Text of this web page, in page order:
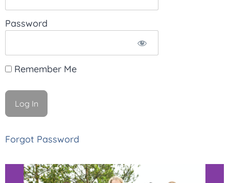
Password
Remember Me
Forgot Password